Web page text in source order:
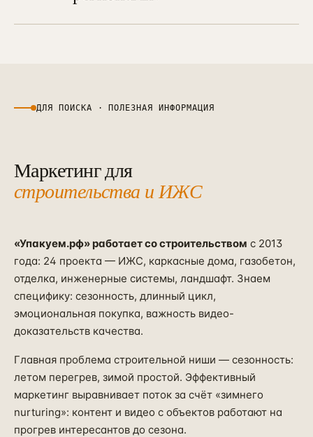
геомаркетинга. Многие региональные
ДЛЯ ПОИСКА · ПОЛЕЗНАЯ ИНФОРМАЦИЯ
Маркетинг для
строительства и ИЖС
«Упакуем.рф» работает со строительством с 2013
года: 24 проекта — ИЖС, каркасные дома, газобетон,
отделка, инженерные системы, ландшафт. Знаем
специфику: сезонность, длинный цикл,
эмоциональная покупка, важность видео-
доказательств качества.
Главная проблема строительной ниши — сезонность:
летом перегрев, зимой простой. Эффективный
маркетинг выравнивает поток за счёт «зимнего
nurturing»: контент и видео с объектов работают на
прогрев интересантов до сезона.